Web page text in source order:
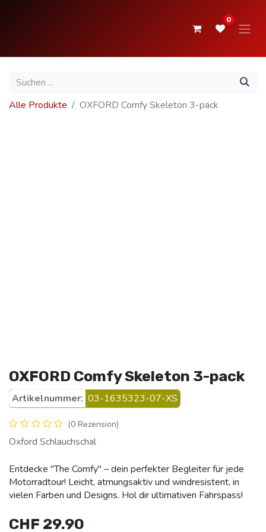
0
Alle Produkte OXFORD Comfy Skeleton 3-pack
OXFORD Comfy Skeleton 3-pack
Artikelnummer: 03-1635323-07-XS
(0 Rezension)
Oxford Schlauchschal
Entdecke "The Comfy" – dein perfekter Begleiter für jede
Motorradtour! Leicht, atmungsaktiv und windresistent, in
vielen Farben und Designs. Hol dir ultimativen Fahrspass!
CHF 29.90